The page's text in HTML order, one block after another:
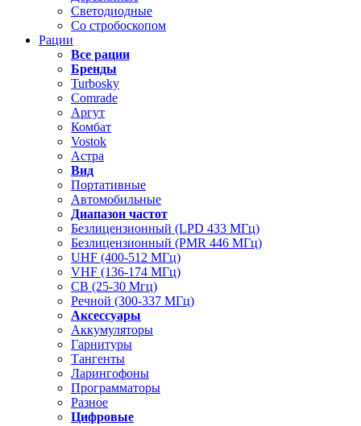
Светодиодные
Со стробоскопом
Рации
Все рации
Бренды
Turbosky
Comrade
Аргут
Комбат
Vostok
Астра
Вид
Портативные
Автомобильные
Диапазон частот
Безлицензионный (LPD 433 МГц)
Безлицензионный (PMR 446 МГц)
UHF (400-512 МГц)
VHF (136-174 МГц)
CB (25-30 Мгц)
Речной (300-337 МГц)
Аксессуары
Аккумуляторы
Гарнитуры
Тангенты
Ларингофоны
Программаторы
Разное
Цифровые